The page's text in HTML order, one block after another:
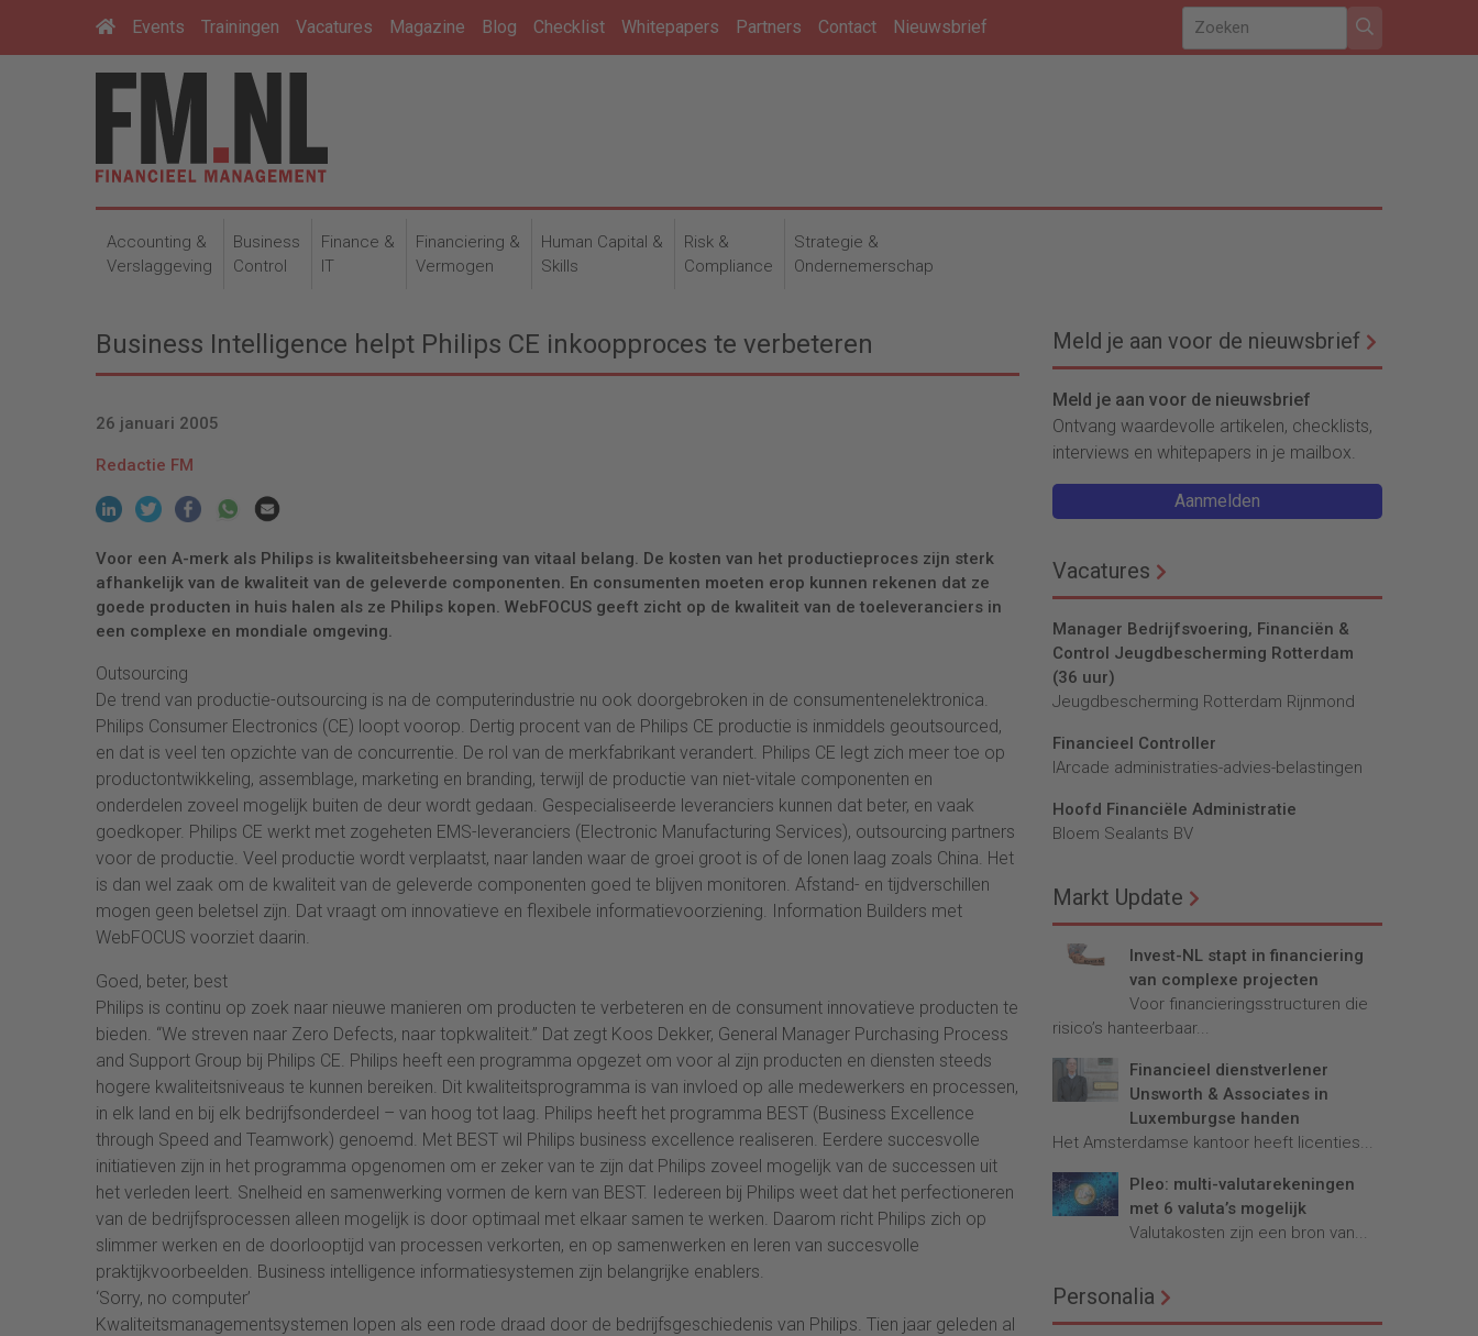
Events Trainingen Vacatures Magazine Blog Checklist Whitepapers Partners Contact Nieuwsbrief
Accounting &
Verslaggeving
Business
Control
Finance &
IT
Financiering &
Vermogen
Human Capital &
Skills
Risk &
Compliance
Strategie &
Ondernemerschap
Business Intelligence helpt Philips CE inkoopproces te verbeteren
26 januari 2005
Redactie FM
Voor een A-merk als Philips is kwaliteitsbeheersing van vitaal belang. De kosten van het productieproces zijn sterk
afhankelijk van de kwaliteit van de geleverde componenten. En consumenten moeten erop kunnen rekenen dat ze
goede producten in huis halen als ze Philips kopen. WebFOCUS geeft zicht op de kwaliteit van de toeleveranciers in
een complexe en mondiale omgeving.
Outsourcing
De trend van productie-outsourcing is na de computerindustrie nu ook doorgebroken in de consumentenelektronica.
Philips Consumer Electronics (CE) loopt voorop. Dertig procent van de Philips CE productie is inmiddels geoutsourced,
en dat is veel ten opzichte van de concurrentie. De rol van de merkfabrikant verandert. Philips CE legt zich meer toe op
productontwikkeling, assemblage, marketing en branding, terwijl de productie van niet-vitale componenten en
onderdelen zoveel mogelijk buiten de deur wordt gedaan. Gespecialiseerde leveranciers kunnen dat beter, en vaak
goedkoper. Philips CE werkt met zogeheten EMS-leveranciers (Electronic Manufacturing Services), outsourcing partners
voor de productie. Veel productie wordt verplaatst, naar landen waar de groei groot is of de lonen laag zoals China. Het
is dan wel zaak om de kwaliteit van de geleverde componenten goed te blijven monitoren. Afstand- en tijdverschillen
mogen geen beletsel zijn. Dat vraagt om innovatieve en flexibele informatievoorziening. Information Builders met
WebFOCUS voorziet daarin.
Goed, beter, best
Philips is continu op zoek naar nieuwe manieren om producten te verbeteren en de consument innovatieve producten te
bieden. “We streven naar Zero Defects, naar topkwaliteit.” Dat zegt Koos Dekker, General Manager Purchasing Process
and Support Group bij Philips CE. Philips heeft een programma opgezet om voor al zijn producten en diensten steeds
hogere kwaliteitsniveaus te kunnen bereiken. Dit kwaliteitsprogramma is van invloed op alle medewerkers en processen,
in elk land en bij elk bedrijfsonderdeel – van hoog tot laag. Philips heeft het programma BEST (Business Excellence
through Speed and Teamwork) genoemd. Met BEST wil Philips business excellence realiseren. Eerdere succesvolle
initiatieven zijn in het programma opgenomen om er zeker van te zijn dat Philips zoveel mogelijk van de successen uit
het verleden leert. Snelheid en samenwerking vormen de kern van BEST. Iedereen bij Philips weet dat het perfectioneren
van de bedrijfsprocessen alleen mogelijk is door optimaal met elkaar samen te werken. Daarom richt Philips zich op
slimmer werken en de doorlooptijd van processen verkorten, en op samenwerken en leren van succesvolle
praktijkvoorbeelden. Business intelligence informatiesystemen zijn belangrijke enablers.
‘Sorry, no computer’
Kwaliteitsmanagementsystemen lopen als een rode draad door de bedrijfsgeschiedenis van Philips. Tien jaar geleden al
Meld je aan voor de nieuwsbrief
Meld je aan voor de nieuwsbrief
Ontvang waardevolle artikelen, checklists,
interviews en whitepapers in je mailbox.
Aanmelden
Vacatures
Manager Bedrijfsvoering, Financiën &
Control Jeugdbescherming Rotterdam
(36 uur)
Jeugdbescherming Rotterdam Rijnmond
Financieel Controller
lArcade administraties-advies-belastingen
Hoofd Financiële Administratie
Bloem Sealants BV
Markt Update
Invest-NL stapt in financiering
van complexe projecten
Voor financieringsstructuren die
risico’s hanteerbaar...
Financieel dienstverlener
Unsworth & Associates in
Luxemburgse handen
Het Amsterdamse kantoor heeft licenties...
Pleo: multi-valutarekeningen
met 6 valuta’s mogelijk
Valutakosten zijn een bron van...
Personalia